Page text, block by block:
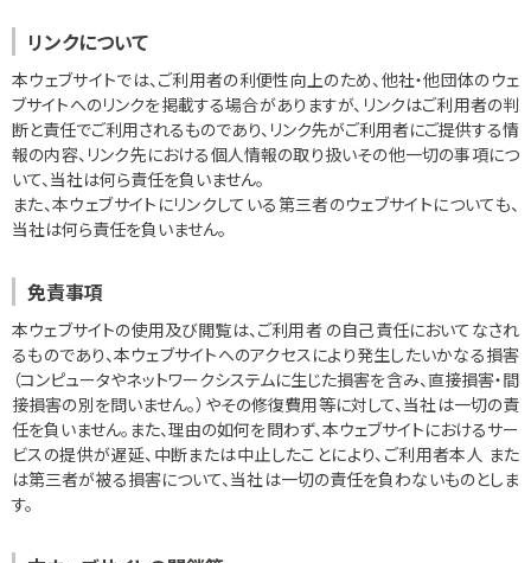
リンクについて
本ウェブサイトでは、ご利用者の利便性向上のため、他社・他団体のウェ
ブサイトへのリンクを掲載する場合がありますが、リンクはご利用者の判
断と責任でご利用されるものであり、リンク先がご利用者にご提供する情
報の内容、リンク先における個人情報の取り扱いその他一切の事項につ
いて、当社は何ら責任を負いません。
また、本ウェブサイトにリンクしている第三者のウェブサイトについても、
当社は何ら責任を負いません。
免責事項
本ウェブサイトの使用及び閲覧は、ご利用者 の自己責任においてなされ
るものであり、本ウェブサイトへのアクセスにより発生したいかなる損害
（コンピュータやネットワークシステムに生じた損害を含み、直接損害・間
接損害の別を問いません。）やその修復費用等に対して、当社は一切の責
任を負いません。また、理由の如何を問わず、本ウェブサイトにおけるサー
ビスの提供が遅延、中断または中止したことにより、ご利用者本人 また
は第三者が被る損害について、当社は一切の責任を負わないものとしま
す。